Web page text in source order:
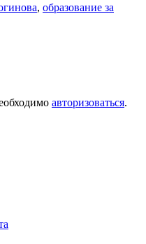
, образование за
авторизоваться.